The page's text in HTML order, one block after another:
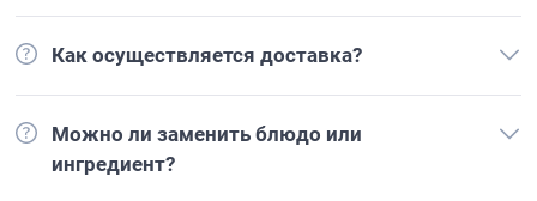
Как осуществляется доставка?
Можно ли заменить блюдо или
ингредиент?